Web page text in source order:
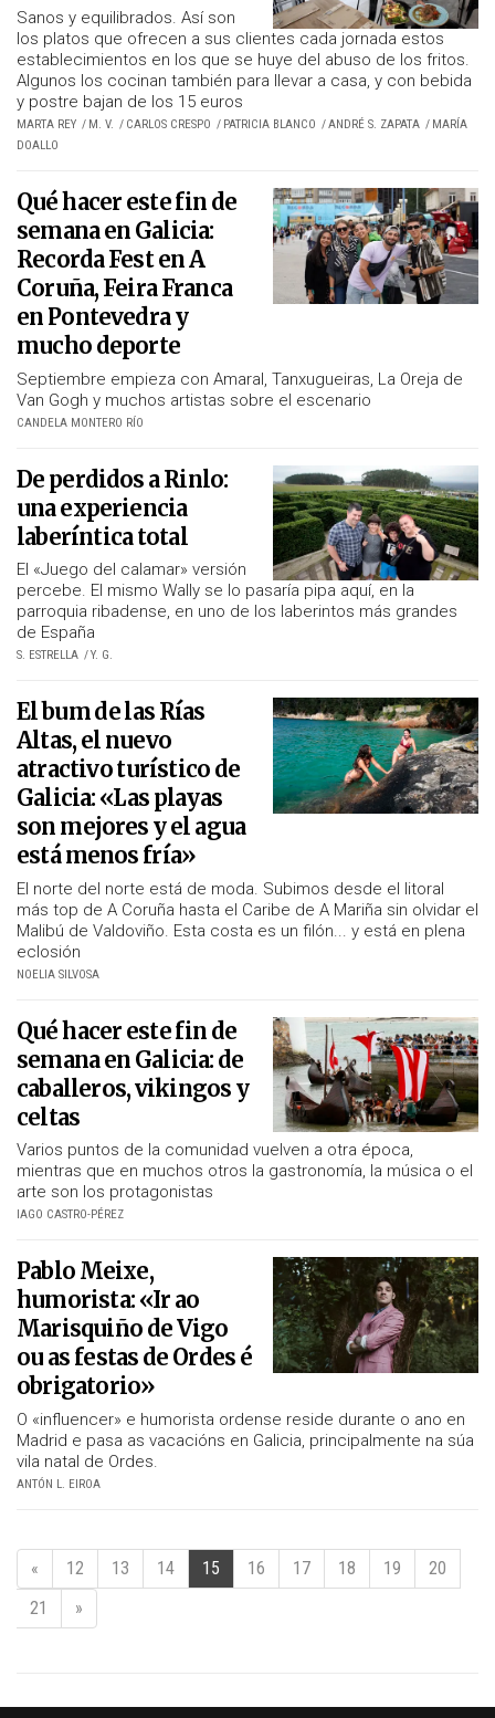
Sanos y equilibrados. Así son
los platos que ofrecen a sus clientes cada jornada estos
establecimientos en los que se huye del abuso de los fritos.
Algunos los cocinan también para llevar a casa, y con bebida
y postre bajan de los 15 euros
MARTA REY M. V. CARLOS CRESPO PATRICIA BLANCO ANDRÉ S. ZAPATA
MARÍA
DOALLO
Qué hacer este fin de
semana en Galicia:
Recorda Fest en A
Coruña, Feira Franca
en Pontevedra y
mucho deporte
Septiembre empieza con Amaral, Tanxugueiras, La Oreja de
Van Gogh y muchos artistas sobre el escenario
CANDELA MONTERO RÍO
De perdidos a Rinlo:
una experiencia
laberíntica total
El «Juego del calamar» versión
percebe. El mismo Wally se lo pasaría pipa aquí, en la
parroquia ribadense, en uno de los laberintos más grandes
de España
S. ESTRELLA Y. G.
El bum de las Rías
Altas, el nuevo
atractivo turístico de
Galicia: «Las playas
son mejores y el agua
está menos fría»
El norte del norte está de moda. Subimos desde el litoral
más top de A Coruña hasta el Caribe de A Mariña sin olvidar el
Malibú de Valdoviño. Esta costa es un filón... y está en plena
eclosión
NOELIA SILVOSA
Qué hacer este fin de
semana en Galicia: de
caballeros, vikingos y
celtas
Varios puntos de la comunidad vuelven a otra época,
mientras que en muchos otros la gastronomía, la música o el
arte son los protagonistas
IAGO CASTRO-PÉREZ
Pablo Meixe,
humorista: «Ir ao
Marisquiño de Vigo
ou as festas de Ordes é
obrigatorio»
O «influencer» e humorista ordense reside durante o ano en
Madrid e pasa as vacacións en Galicia, principalmente na súa
vila natal de Ordes.
ANTÓN L. EIROA
« 12 13 14 15 16 17 18 19
20
21
»